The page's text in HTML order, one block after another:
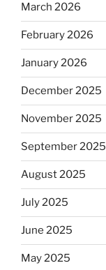
March 2026
February 2026
January 2026
December 2025
November 2025
September 2025
August 2025
July 2025
June 2025
May 2025